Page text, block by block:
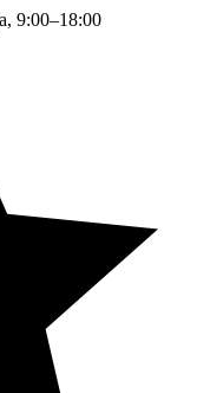
9:00–18:00